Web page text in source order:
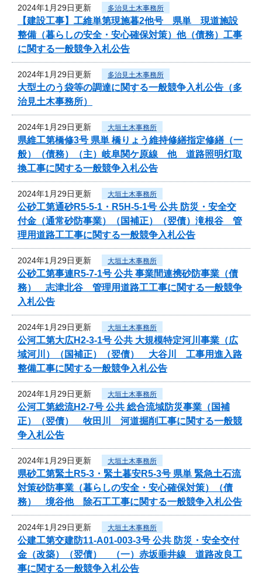
2024年1月29日更新 多治見土木事務所
【建設工事】工維単第現施暮2他号 県単 現道施設
整備（暮らしの安全・安心確保対策）他（債務）工事
に関する一般競争入札公告
2024年1月29日更新 多治見土木事務所
大型土のう袋等の調達に関する一般競争入札公告（多
治見土木事務所）
2024年1月29日更新 大垣土木事務所
県維工第橋修3号 県単 橋りょう維持修繕指定修繕（一
般）（債務）（主）岐阜関ケ原線 他 道路照明灯取
換工事に関する一般競争入札公告
2024年1月29日更新 大垣土木事務所
公砂工第通砂R5-5-1・R5H-5-1号 公共 防災・安全交
付金（通常砂防事業）（国補正）（翌債）滝根谷 管
理用道路工工事に関する一般競争入札公告
2024年1月29日更新 大垣土木事務所
公砂工第事連R5-7-1号 公共 事業間連携砂防事業（債
務） 志津北谷 管理用道路工工事に関する一般競争
入札公告
2024年1月29日更新 大垣土木事務所
公河工第大広H2-3-1号 公共 大規模特定河川事業（広
域河川）（国補正）（翌債） 大谷川 工事用進入路
整備工事に関する一般競争入札公告
2024年1月29日更新 大垣土木事務所
公河工第総流H2-7号 公共 総合流域防災事業（国補
正）（翌債） 牧田川 河道掘削工事に関する一般競
争入札公告
2024年1月29日更新 大垣土木事務所
県砂工第緊土R5-3・緊土暮安R5-3号 県単 緊急土石流
対策砂防事業（暮らしの安全・安心確保対策）（債
務） 境谷他 除石工工事に関する一般競争入札公告
2024年1月29日更新 大垣土木事務所
公建工第交建防11-A01-003-3号 公共 防災・安全交付
金（改築）（翌債） （一）赤坂垂井線 道路改良工
事に関する一般競争入札公告